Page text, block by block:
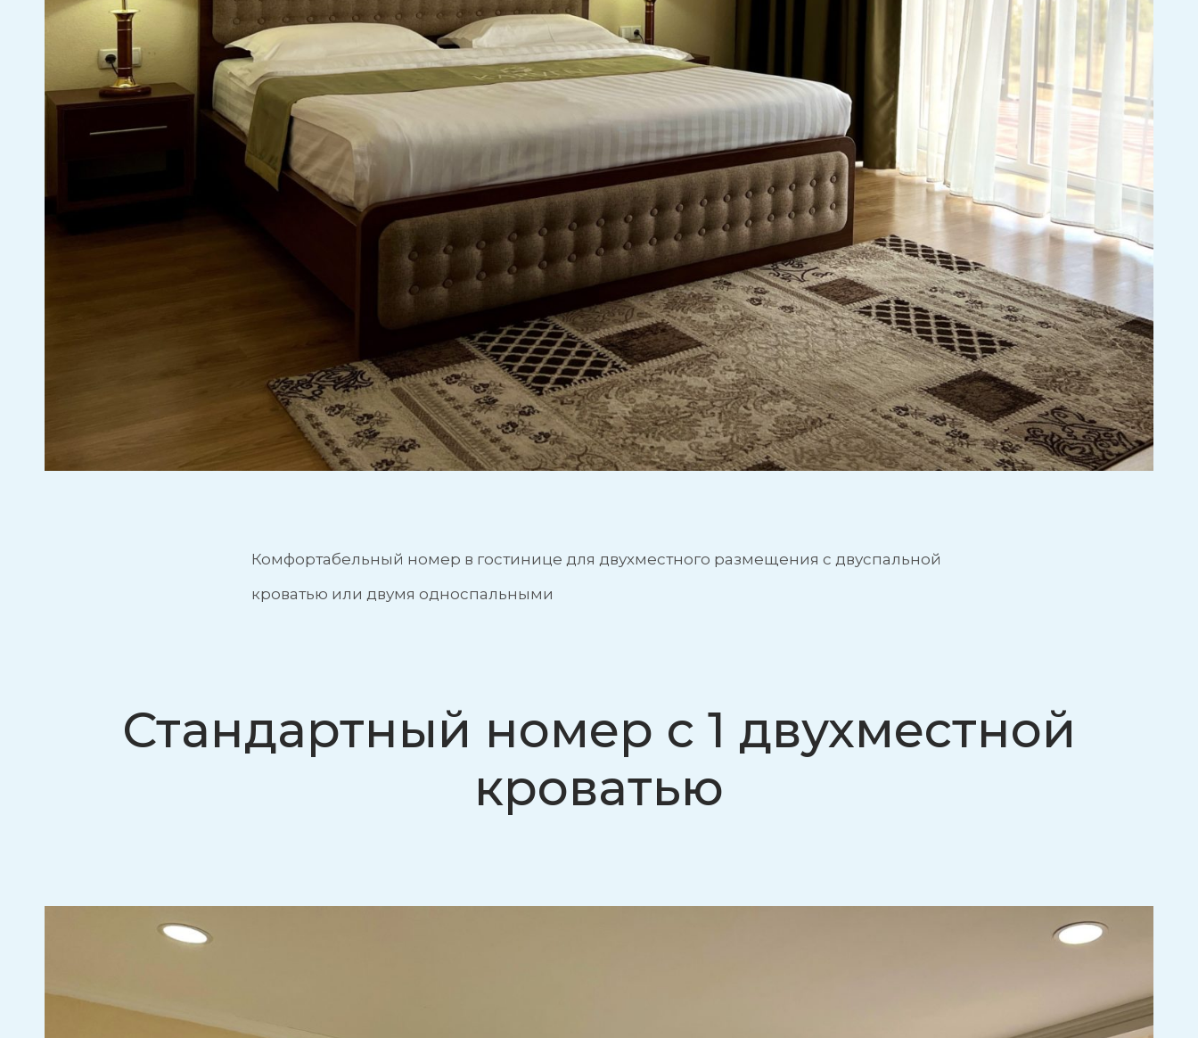
Комфортабельный номер в гостинице для двухместного размещения с двуспальной
кроватью или двумя односпальными
Стандартный номер с 1 двухместной
кроватью